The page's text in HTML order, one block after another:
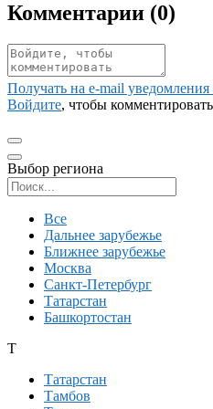
Комментарии (0)
Получать на e‑mail
Войдите, чтобы
Выбор региона
Все
Дальнее зарубежье
Ближнее зарубежье
Москва
Санкт-Петербург
Татарстан
Башкортостан
Т
Татарстан
Тамбов